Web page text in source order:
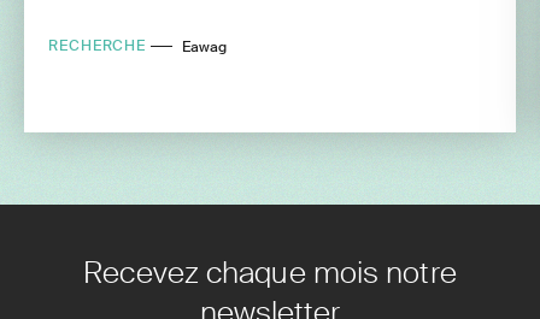
RECHERCHE Eawag
Recevez chaque mois notre